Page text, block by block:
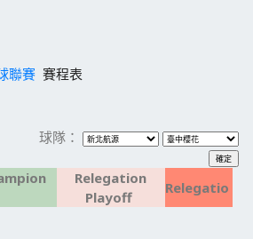
聯賽 賽程表
球隊：
Relegation
Playoff
Relegatio